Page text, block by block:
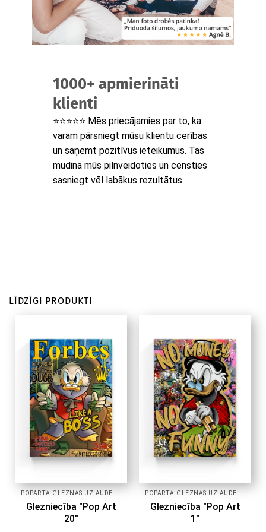
1000+ apmierināti
klienti
⭐⭐⭐⭐⭐ Mēs priecājamies par to, ka
varam pārsniegt mūsu klientu cerības
un saņemt pozitīvus ieteikumus. Tas
mudina mūs pilnveidoties un censties
sasniegt vēl labākus rezultātus.
LĪDZĪGI PRODUKTI
Glezniecība "Pop Art
20"
Glezniecība "Pop Art
1"